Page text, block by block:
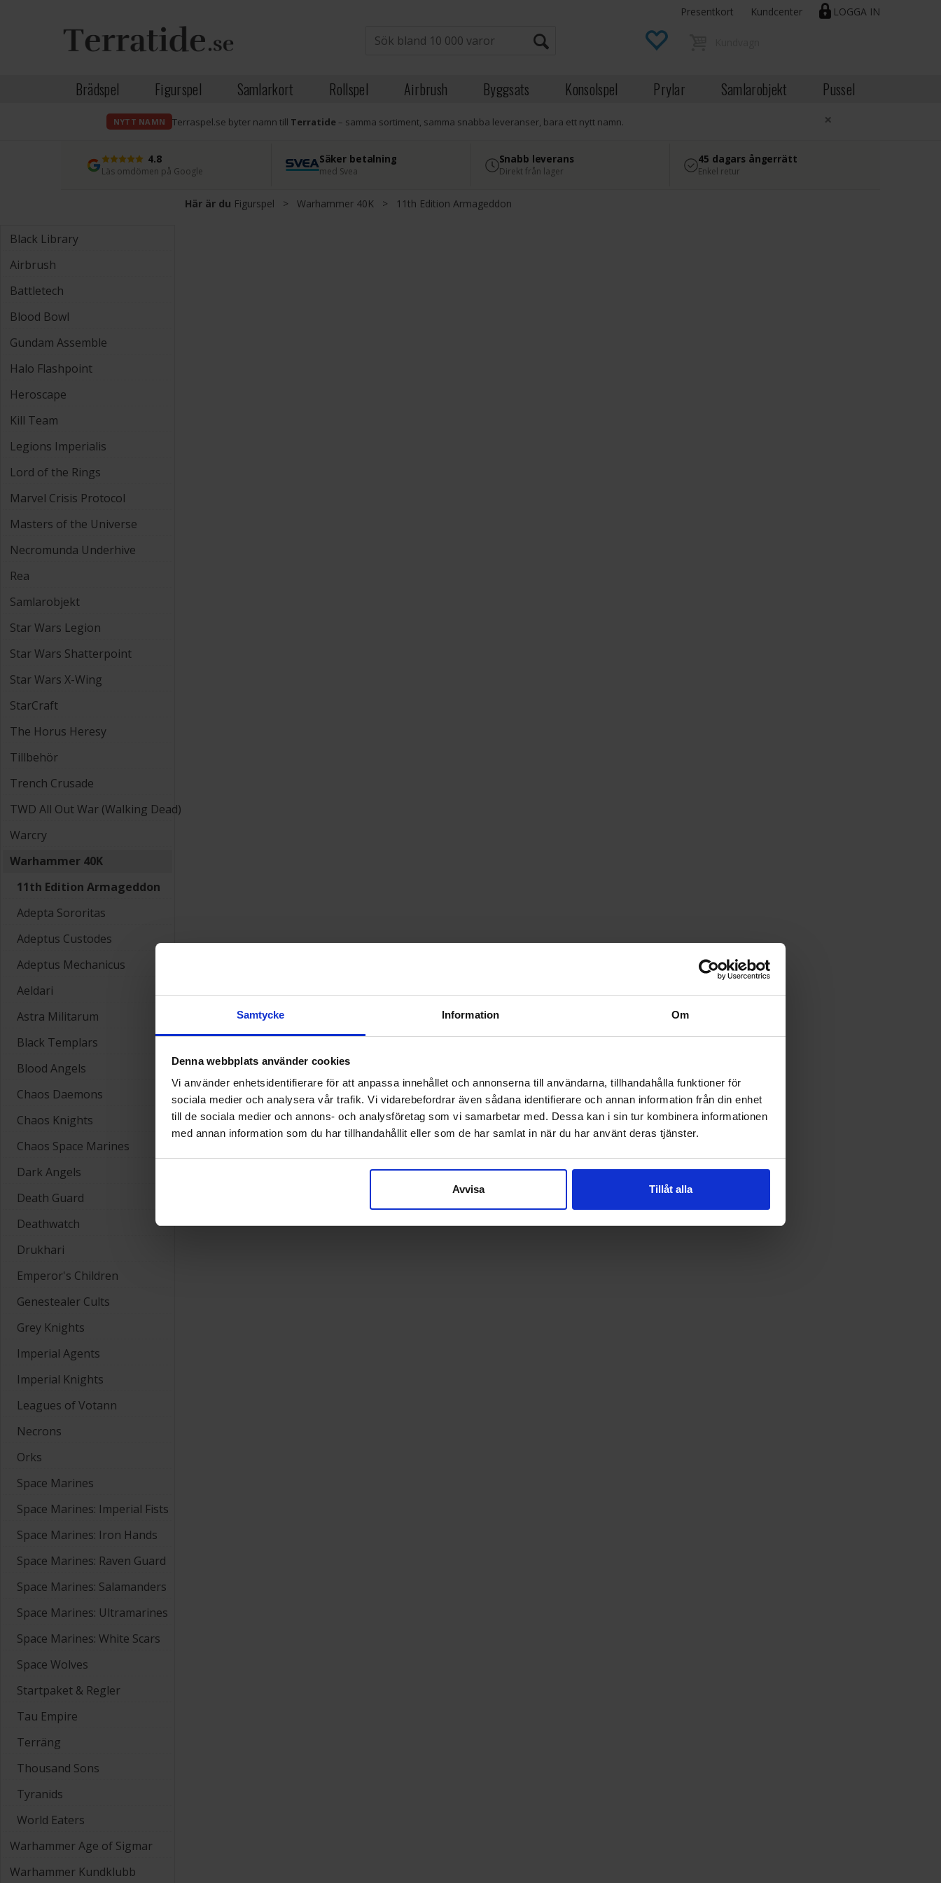
Samtycke Information Om
Denna webbplats använder cookies
Vi använder enhetsidentifierare för att anpassa innehållet och annonserna till användarna, tillhandahålla funktioner för
sociala medier och analysera vår trafik. Vi vidarebefordrar även sådana identifierare och annan information från din enhet
till de sociala medier och annons- och analysföretag som vi samarbetar med. Dessa kan i sin tur kombinera informationen
med annan information som du har tillhandahållit eller som de har samlat in när du har använt deras tjänster.
Avvisa Tillåt alla
LOGGA IN
Presentkort Kundcenter
Brädspel Figurspel Samlarkort Rollspel Airbrush Byggsats Konsolspel Prylar Samlarobjekt Pussel
NYTT NAMN Terraspel.se byter namn till Terratide– samma sortiment, samma snabba leveranser, bara ett nytt namn. ×
4.8
Läs omdömen på Google
Säker betalning
med Svea
Snabb leverans
Direkt från lager
45 dagars ångerrätt
Enkel retur
Här är du Figurspel > Warhammer 40K > 11th Edition Armageddon
Black Library
Airbrush
Battletech
Blood Bowl
Gundam Assemble
Halo Flashpoint
Heroscape
Kill Team
Legions Imperialis
Lord of the Rings
Marvel Crisis Protocol
Masters of the Universe
Necromunda Underhive
Rea
Samlarobjekt
Star Wars Legion
Star Wars Shatterpoint
Star Wars X-Wing
StarCraft
The Horus Heresy
Tillbehör
Trench Crusade
TWD All Out War (Walking Dead)
Warcry
Warhammer 40K
11th Edition Armageddon
Adepta Sororitas
Adeptus Custodes
Adeptus Mechanicus
Aeldari
Astra Militarum
Black Templars
Blood Angels
Chaos Daemons
Chaos Knights
Chaos Space Marines
Dark Angels
Death Guard
Deathwatch
Drukhari
Emperor's Children
Genestealer Cults
Grey Knights
Imperial Agents
Imperial Knights
Leagues of Votann
Necrons
Orks
Space Marines
Space Marines: Imperial Fists
Space Marines: Iron Hands
Space Marines: Raven Guard
Space Marines: Salamanders
Space Marines: Ultramarines
Space Marines: White Scars
Space Wolves
Startpaket & Regler
Tau Empire
Terräng
Thousand Sons
Tyranids
World Eaters
Warhammer Age of Sigmar
Warhammer Kundklubb